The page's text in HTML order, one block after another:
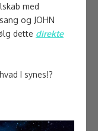
med
og JOHN
dette direkte
I synes!?